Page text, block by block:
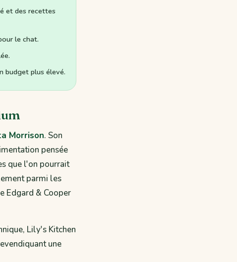
et des recettes
le chat.
budget plus élevé.
Morrison. Son
pensée
que l'on pourrait
parmi les
Edgard & Cooper
Lily's Kitchen
une